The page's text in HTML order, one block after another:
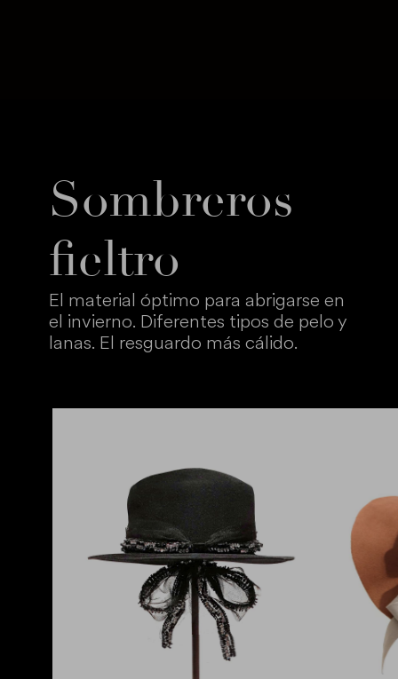
Sombreros
fieltro
El material óptimo para abrigarse en
el invierno. Diferentes tipos de pelo y
lanas. El resguardo más cálido.